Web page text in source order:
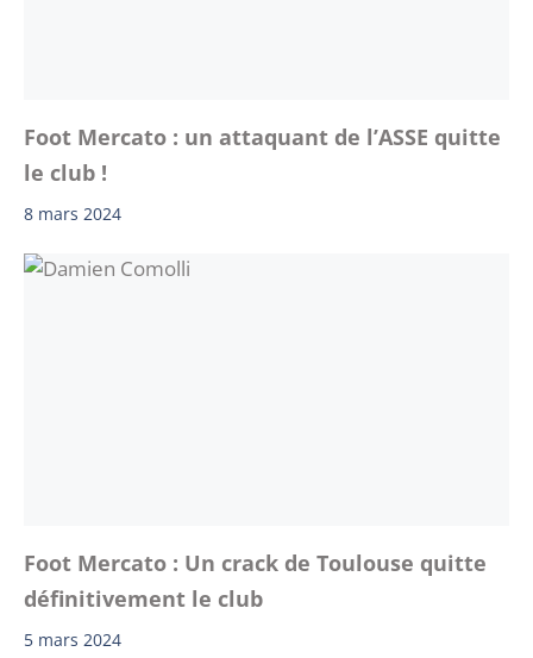
Foot Mercato : un attaquant de l’ASSE quitte
le club !
8 mars 2024
Foot Mercato : Un crack de Toulouse quitte
définitivement le club
5 mars 2024